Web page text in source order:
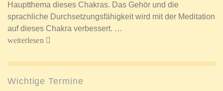
Hauptthema dieses Chakras. Das Gehör und die
sprachliche Durchsetzungsfähigkeit wird mit der Meditation
auf dieses Chakra verbessert. …
weiterlesen
Wichtige Termine